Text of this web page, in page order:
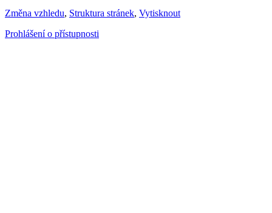
Změna vzhledu, Struktura stránek, Vytisknout
Prohlášení o přístupnosti